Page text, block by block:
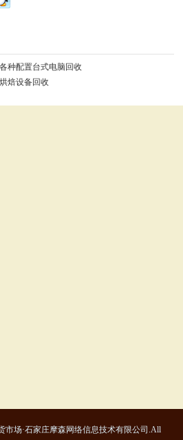
种配置台式电脑回收
焙设备回收
市场·石家庄摩森网络信息技术有限公司.All